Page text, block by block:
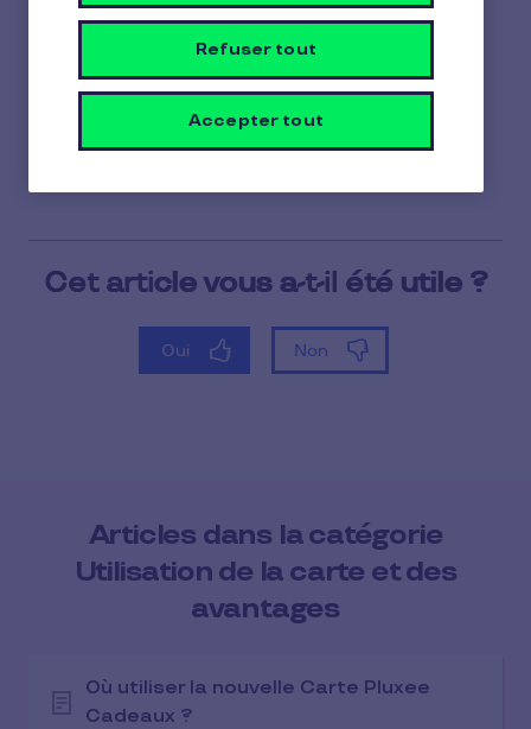
-Votre solde disponible
-L'historique de vos achats
-Votre code PIN
Ainsi, vous gardez un œil en temps réel sur
l'utilisation de votre carte.
Articles dans la catégorie
Utilisation de la carte et des
avantages
Où utiliser la nouvelle Carte Pluxee
Cadeaux ?
Refuser tout
Accepter tout